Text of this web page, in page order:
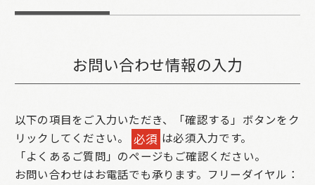
お問い合わせ情報の入力
以下の項目をご入力いただき、「確認する」ボタンをク
リックしてください。
必須 は必須入力です。
「よくあるご質問」のページもご確認ください。
お問い合わせはお電話でも承ります。フリーダイヤル：